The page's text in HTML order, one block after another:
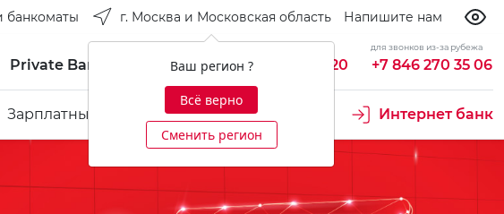
г. Москва и Московская область Напишите нам
Private Banking 8 800 700 92 20
для звонков из-за рубежа
+7 846 270 35 06
Зарплатный проект Ещё Интернет банк
Ваш регион ?
Всё верно
Сменить регион